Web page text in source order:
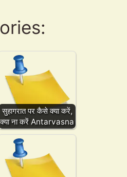
सुहागरात पर कैसे क्या करें,
क्या ना करें Antarvasna